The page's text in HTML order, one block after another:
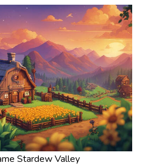
Stardew Valley